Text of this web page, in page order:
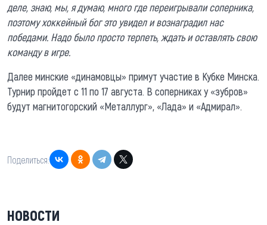
деле, знаю, мы, я думаю, много где переигрывали соперника,
поэтому хоккейный бог это увидел и вознаградил нас
победами. Надо было просто терпеть, ждать и оставлять свою
команду в игре.
Далее минские «динамовцы» примут участие в Кубке Минска.
Турнир пройдет с 11 по 17 августа. В соперниках у «зубров»
будут магнитогорский «Металлург», «Лада» и «Адмирал».
Поделиться:
НОВОСТИ